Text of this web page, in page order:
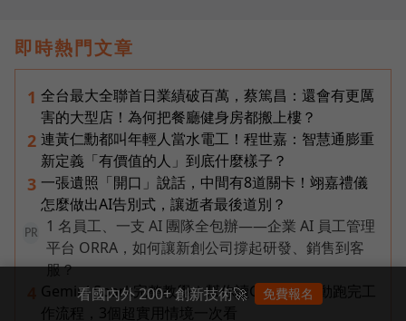
即時熱門文章
1 全台最大全聯首日業績破百萬，蔡篤昌：還會有更厲
害的大型店！為何把餐廳健身房都搬上樓？
2 連黃仁勳都叫年輕人當水電工！程世嘉：智慧通膨重
新定義「有價值的人」到底什麼樣子？
3 一張遺照「開口」說話，中間有8道關卡！翊嘉禮儀
怎麼做出AI告別式，讓逝者最後道別？
PR
1 名員工、一支 AI 團隊全包辦——企業 AI 員工管理
平台 ORRA，如何讓新創公司撐起研發、銷售到客
服？
Gemini Spark完整教學｜幫你讀Gmail、自動跑完工
作流程，3個超實用情境一次看
看國內外 200+ 創新技術🚀 免費報名